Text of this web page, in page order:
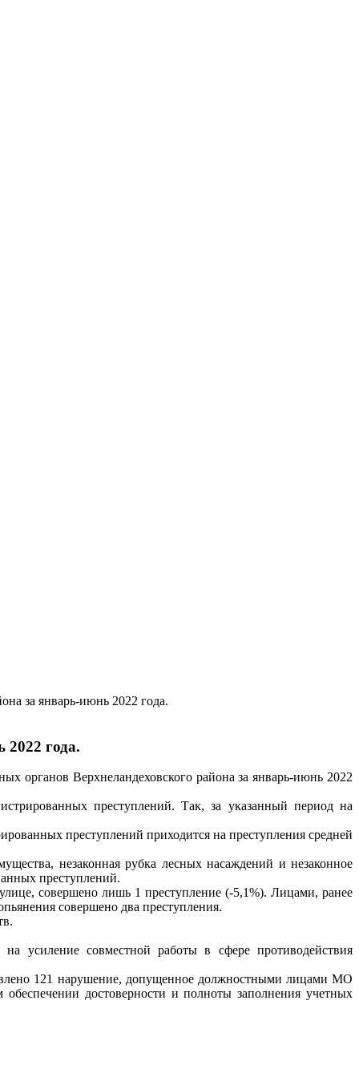
за январь-июнь 2022 года.
2022 года.
органов Верхнеландеховского района за январь-июнь 2022
преступлений. Так, за указанный период на
преступлений приходится на преступления средней
незаконная рубка лесных насаждений и незаконное
преступлений.
совершено лишь 1 преступление (-5,1%). Лицами, ранее
совершено два преступления.
усиление совместной работы в сфере противодействия
121 нарушение, допущенное должностными лицами МО
достоверности и полноты заполнения учетных